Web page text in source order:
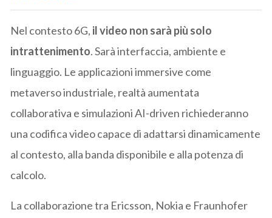
Nel contesto 6G, il video non sarà più solo
intrattenimento. Sarà interfaccia, ambiente e
linguaggio. Le applicazioni immersive come
metaverso industriale, realtà aumentata
collaborativa e simulazioni AI-driven richiederanno
una codifica video capace di adattarsi dinamicamente
al contesto, alla banda disponibile e alla potenza di
calcolo.
La collaborazione tra Ericsson, Nokia e Fraunhofer